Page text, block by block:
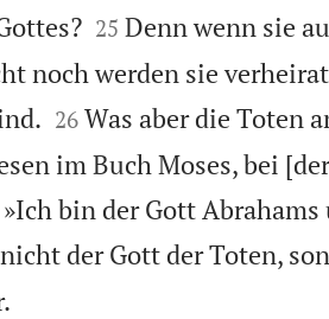

25 Denn wenn sie
noch werden sie

26 Was aber die Toten
im Buch Moses, bei
bin der Gott Abrahams
der Gott der Toten,
